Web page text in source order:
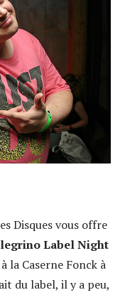
Disques vous offre
Label Night
la Caserne Fonck à
du label, il y a peu,